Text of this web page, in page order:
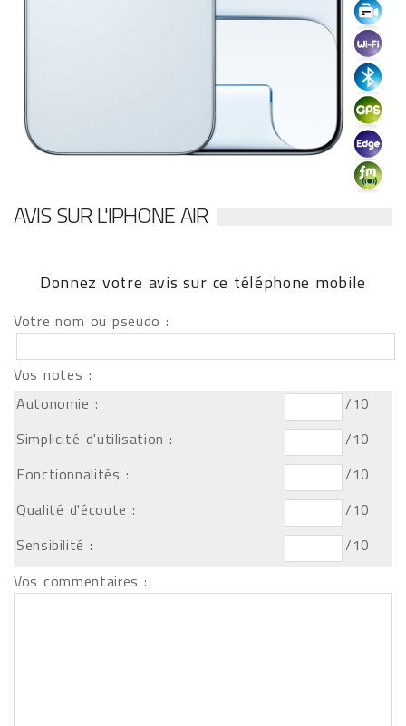
AVIS SUR L'IPHONE AIR
Donnez votre avis sur ce téléphone mobile
Votre nom ou pseudo :
Vos notes :
Autonomie :
/10
Simplicité d'utilisation :
/10
Fonctionnalités :
/10
Qualité d'écoute :
/10
Sensibilité :
/10
Vos commentaires :